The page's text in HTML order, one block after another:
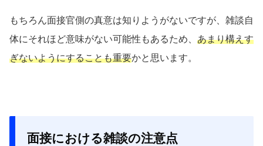
もちろん面接官側の真意は知りようがないですが、雑談自
体にそれほど意味がない可能性もあるため、 あまり構えす
ぎないようにすることも重要かと思います。
面接における雑談の注意点